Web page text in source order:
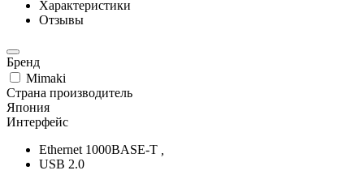
Характеристики
Отзывы
Бренд
Mimaki
Страна производитель
Япония
Интерфейс
Ethernet 1000BASE-T
USB 2.0